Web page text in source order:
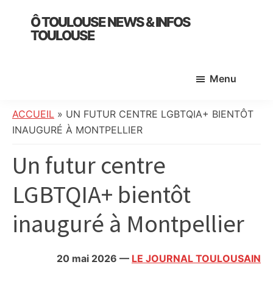
primary
Ô TOULOUSE NEWS & INFOS
TOULOUSE
:
info
société,
culture,
politique,
faits
Menu
ACCUEIL » UN FUTUR CENTRE LGBTQIA+ BIENTÔT
INAUGURÉ À MONTPELLIER
Un futur centre
LGBTQIA+ bientôt
inauguré à Montpellier
20 mai 2026 — LE JOURNAL TOULOUSAIN